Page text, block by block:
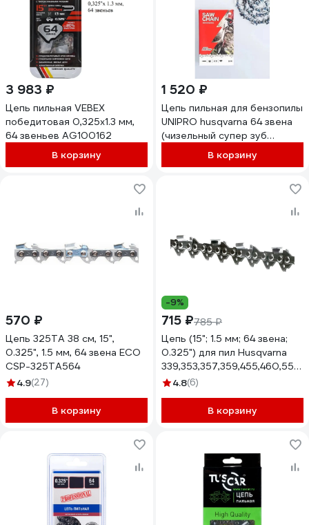
3 983 ₽
Цепь пильная VEBEX
победитовая 0,325x1.3 мм,
64 звеньев AG100162
В корзину
1 520 ₽
Цепь пильная для бензопилы
UNIPRO husqvarna 64 звена
(чизельный супер зуб
долото), паз 1.5 мм, шаг
0.325 , шина 15" 16702-64
В корзину
570 ₽
Цепь 325TA 38 см, 15",
0.325", 1.5 мм, 64 звена ECO
CSP-325TA564
4.9(27)
В корзину
-9%
715 ₽785 ₽
Цепь (15"; 1.5 мм; 64 звена;
0.325") для пил Husqvarna
339,353,357,359,455,460,55
15 Rezer Super BPS-8-1,5-64
4.8(6)
В корзину